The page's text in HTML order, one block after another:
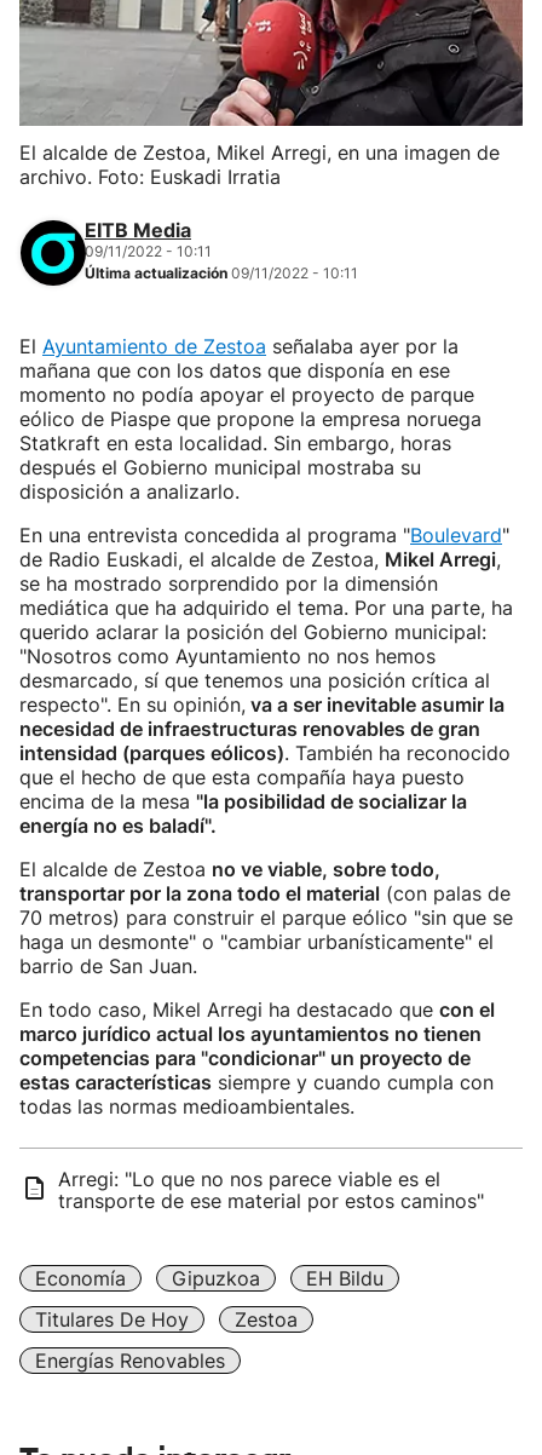
El alcalde de Zestoa, Mikel Arregi, en una imagen de
archivo. Foto: Euskadi Irratia
EITB Media
09/11/2022 - 10:11
Última actualización 09/11/2022 - 10:11
El Ayuntamiento de Zestoa señalaba ayer por la
mañana que con los datos que disponía en ese
momento no podía apoyar el proyecto de parque
eólico de Piaspe que propone la empresa noruega
Statkraft en esta localidad. Sin embargo, horas
después el Gobierno municipal mostraba su
disposición a analizarlo.
En una entrevista concedida al programa "Boulevard"
de Radio Euskadi, el alcalde de Zestoa, Mikel Arregi,
se ha mostrado sorprendido por la dimensión
mediática que ha adquirido el tema. Por una parte, ha
querido aclarar la posición del Gobierno municipal:
"Nosotros como Ayuntamiento no nos hemos
desmarcado, sí que tenemos una posición crítica al
respecto". En su opinión, va a ser inevitable asumir la
necesidad de infraestructuras renovables de gran
intensidad (parques eólicos). También ha reconocido
que el hecho de que esta compañía haya puesto
encima de la mesa "la posibilidad de socializar la
energía no es baladí".
El alcalde de Zestoa no ve viable, sobre todo,
transportar por la zona todo el material (con palas de
70 metros) para construir el parque eólico "sin que se
haga un desmonte" o "cambiar urbanísticamente" el
barrio de San Juan.
En todo caso, Mikel Arregi ha destacado que con el
marco jurídico actual los ayuntamientos no tienen
competencias para "condicionar" un proyecto de
estas características siempre y cuando cumpla con
todas las normas medioambientales.
Arregi: "Lo que no nos parece viable es el
transporte de ese material por estos caminos"
Economía Gipuzkoa
EH Bildu
Titulares De Hoy
Zestoa
Energías Renovables